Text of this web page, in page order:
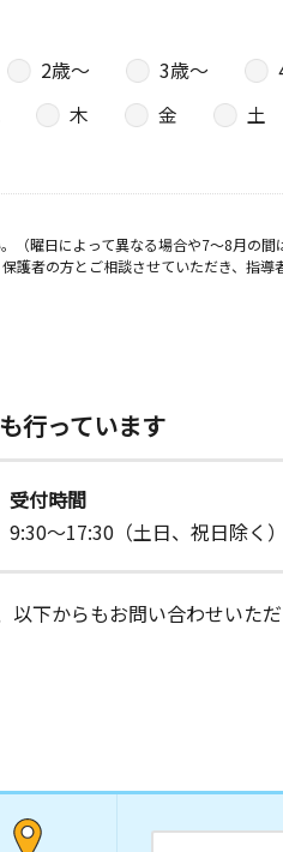
2歳〜 3歳〜
木 金
土
曜日によって異なる場合や7～8月の間
者の方とご相談させていただき、指導
も行っています
受付時間
9:30～17:30（土日、祝日除く）
下からもお問い合わせいただ